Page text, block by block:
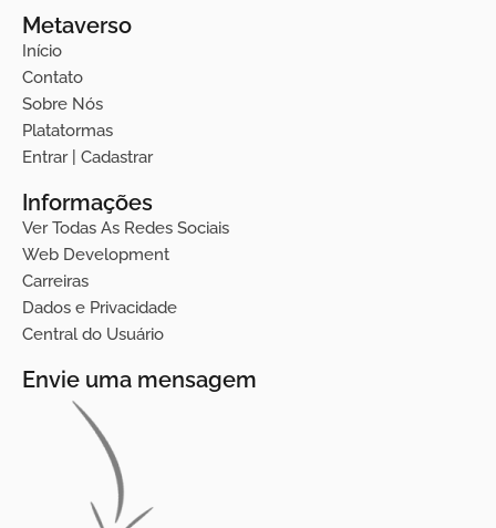
Metaverso
Início
Contato
Sobre Nós
Platatormas
Entrar | Cadastrar
Informações
Ver Todas As Redes Sociais
Web Development
Carreiras
Dados e Privacidade
Central do Usuário
Envie uma mensagem